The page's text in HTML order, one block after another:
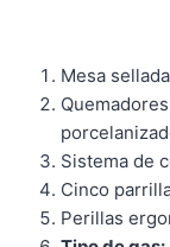
Mesa
Sistema de
Cinco
Perillas